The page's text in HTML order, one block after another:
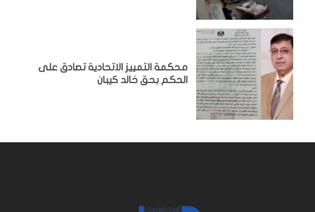
محكمة التمييز الاتحادية تصادق على
الحكم بحق خالد كيبان